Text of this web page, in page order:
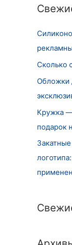
т
:
Сколько
Обложки
Кружка
подарок